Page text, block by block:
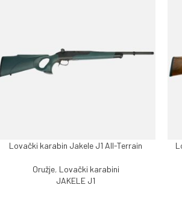
PROČITAJ VIŠE
Lovački karabin Jakele J1 All-Terrain
Oružje, Lovački karabini
JAKELE J1